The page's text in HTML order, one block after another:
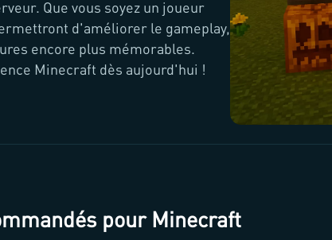
Que vous soyez un joueur
d'améliorer le gameplay,
encore plus mémorables.
Minecraft dès aujourd'hui !
pour Minecraft